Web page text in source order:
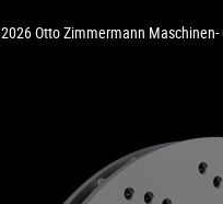
2026 Otto Zimmermann